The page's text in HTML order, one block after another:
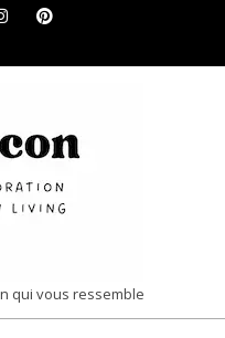
qui vous ressemble